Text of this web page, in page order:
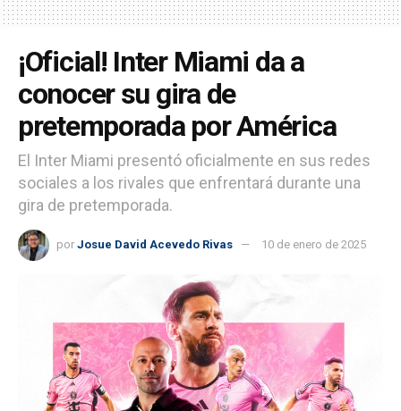
¡Oficial! Inter Miami da a
conocer su gira de
pretemporada por América
El Inter Miami presentó oficialmente en sus redes
sociales a los rivales que enfrentará durante una
gira de pretemporada.
por Josue David Acevedo Rivas 10 de enero de 2025